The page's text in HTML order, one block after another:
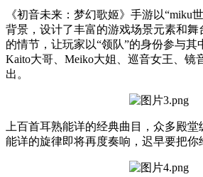
《初音未来：梦幻歌姬》手游以“miku
背景，设计了丰富的游戏场景元素和
的情节，让玩家以“领队”的身份参与其
Kaito大哥、Meiko大姐、巡音女王、镜
出。
上百首耳熟能详的经典曲目，众多殿
能详的旋律即将再度奏响，迟早要把你